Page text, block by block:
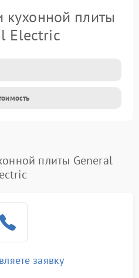
кухонной плиты
Electric
плиты General
заявку